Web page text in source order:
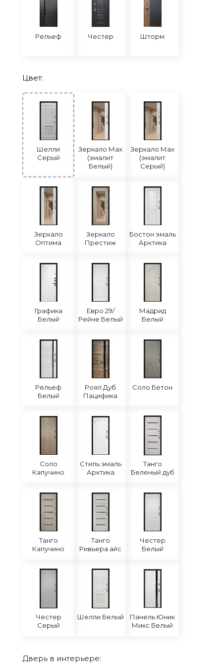
Рельеф Честер Шторм
Цвет:
Шелли
Серый
Зеркало Мах
(эмалит
Белый)
Зеркало Мах
(эмалит
Серый)
Зеркало
Оптима
Зеркало
Престиж
Бостон эмаль
Арктика
Графика
Белый
Евро 29/
Рейне Белый
Мадрид
Белый
Рельеф
Белый
Роял Дуб
Пацифика
Соло Бетон
Соло
Капучино
Стиль эмаль
Арктика
Танго
Беленый дуб
Танго
Капучино
Танго
Ривьера айс
Честер
Белый
Честер
Серый
Шелли Белый
Панель Юник
Микс Белый
Дверь в интерьере: